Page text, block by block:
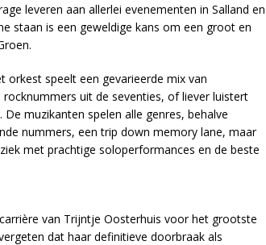
leveren aan allerlei evenementen in Salland en
staan is een geweldige kans om een groot en
orkest speelt een gevarieerde mix van
uit de seventies, of liever luistert
muzikanten spelen alle genres, behalve
nummers, een trip down memory lane, maar
met prachtige soloperformances en de beste
van Trijntje Oosterhuis voor het grootste
dat haar definitieve doorbraak als